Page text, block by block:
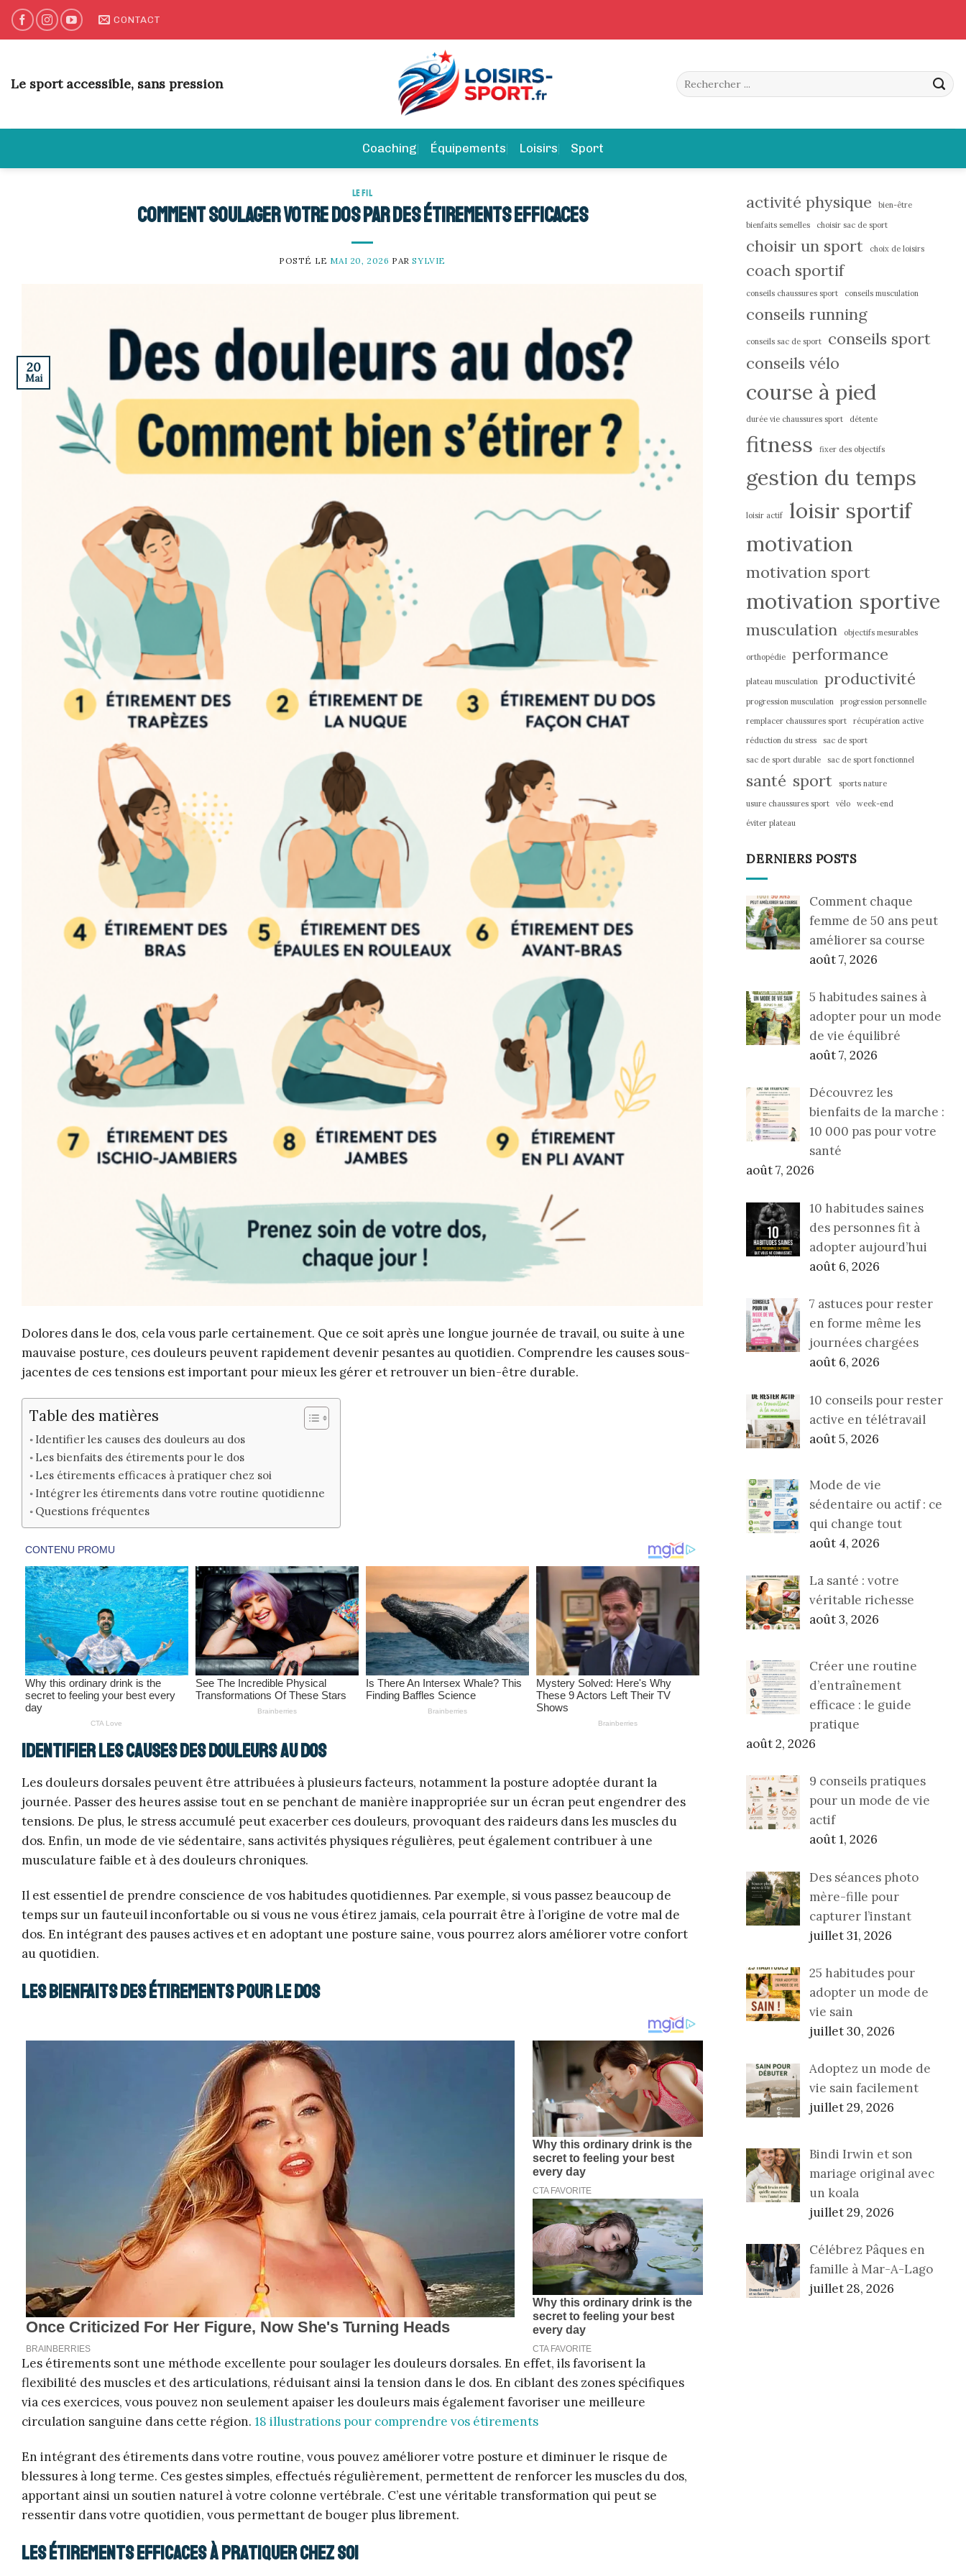
Skip
CONTACT
Le sport accessible, sans pression
Coaching Équipements Loisirs Sport
LE FIL
Comment soulager votre dos par des étirements efficaces
POSTÉ LE MAI 20, 2026 PARSYLVIE
20
Mai
Dolores dans le dos, cela vous parle certainement. Que ce soit après une longue journée de travail, ou suite à une
mauvaise posture, ces douleurs peuvent rapidement devenir pesantes au quotidien. Comprendre les causes sous-
jacentes de ces tensions est important pour mieux les gérer et retrouver un bien-être durable.
Table des matières
Identifier les causes des douleurs au dos
Les bienfaits des étirements pour le dos
Les étirements efficaces à pratiquer chez soi
Intégrer les étirements dans votre routine quotidienne
Questions fréquentes
Identifier les causes des douleurs au dos
Les douleurs dorsales peuvent être attribuées à plusieurs facteurs, notamment la posture adoptée durant la
journée. Passer des heures assise tout en se penchant de manière inappropriée sur un écran peut engendrer des
tensions. De plus, le stress accumulé peut exacerber ces douleurs, provoquant des raideurs dans les muscles du
dos. Enfin, un mode de vie sédentaire, sans activités physiques régulières, peut également contribuer à une
musculature faible et à des douleurs chroniques.
Il est essentiel de prendre conscience de vos habitudes quotidiennes. Par exemple, si vous passez beaucoup de
temps sur un fauteuil inconfortable ou si vous ne vous étirez jamais, cela pourrait être à l’origine de votre mal de
dos. En intégrant des pauses actives et en adoptant une posture saine, vous pourrez alors améliorer votre confort
au quotidien.
Les bienfaits des étirements pour le dos
Les étirements sont une méthode excellente pour soulager les douleurs dorsales. En effet, ils favorisent la
flexibilité des muscles et des articulations, réduisant ainsi la tension dans le dos. En ciblant des zones spécifiques
via ces exercices, vous pouvez non seulement apaiser les douleurs mais également favoriser une meilleure
circulation sanguine dans cette région. 18 illustrations pour comprendre vos étirements
En intégrant des étirements dans votre routine, vous pouvez améliorer votre posture et diminuer le risque de
blessures à long terme. Ces gestes simples, effectués régulièrement, permettent de renforcer les muscles du dos,
apportant ainsi un soutien naturel à votre colonne vertébrale. C’est une véritable transformation qui peut se
ressentir dans votre quotidien, vous permettant de bouger plus librement.
Les étirements efficaces à pratiquer chez soi
activité physique
bien-être
bienfaits semelles
choisir sac de sport
choisir un sport choix de loisirs
coach sportif
conseils chaussures sport conseils musculation
conseils running
conseils sac de sport
conseils sport
conseils vélo
course à pied
durée vie chaussures sport détente
fitness fixer des objectifs
gestion du temps
loisir actif
loisir sportif
motivation
motivation sport
motivation sportive
musculation objectifs mesurables
orthopédie performance
plateau musculation productivité
progression musculation
progression personnelle
remplacer chaussures sport
récupération active
réduction du stress
sac de sport
sac de sport durable
sac de sport fonctionnel
santé sport
sports nature
usure chaussures sport
vélo
week-end
éviter plateau
DERNIERS POSTS
Comment chaque
femme de 50 ans peut
améliorer sa course
août 7, 2026
5 habitudes saines à
adopter pour un mode
de vie équilibré
août 7, 2026
Découvrez les
bienfaits de la marche :
10 000 pas pour votre
santé
août 7, 2026
10 habitudes saines
des personnes fit à
adopter aujourd’hui
août 6, 2026
7 astuces pour rester
en forme même les
journées chargées
août 6, 2026
10 conseils pour rester
active en télétravail
août 5, 2026
Mode de vie
sédentaire ou actif : ce
qui change tout
août 4, 2026
La santé : votre
véritable richesse
août 3, 2026
Créer une routine
d’entraînement
efficace : le guide
pratique
août 2, 2026
9 conseils pratiques
pour un mode de vie
actif
août 1, 2026
Des séances photo
mère-fille pour
capturer l’instant
juillet 31, 2026
25 habitudes pour
adopter un mode de
vie sain
juillet 30, 2026
Adoptez un mode de
vie sain facilement
juillet 29, 2026
Bindi Irwin et son
mariage original avec
un koala
juillet 29, 2026
Célébrez Pâques en
famille à Mar-A-Lago
juillet 28, 2026